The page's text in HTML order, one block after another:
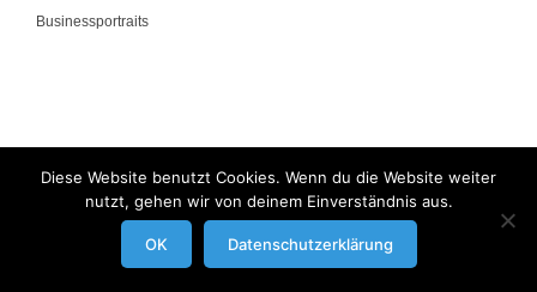
Businessportraits
Diese Website benutzt Cookies. Wenn du die Website weiter
nutzt, gehen wir von deinem Einverständnis aus.
OK Datenschutzerklärung